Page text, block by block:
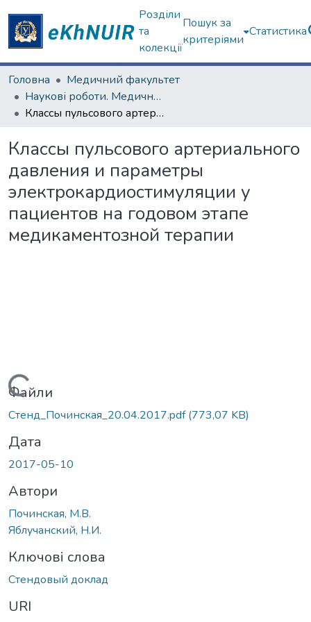
Розділи
та
колекції
Пошук за
критеріями
Статистика
Головна
Медичний факультет
Наукові роботи. Медичний факультет
Классы пульсового артериального давления и параметры электрокардиостимуляции у пациентов на годовом этапе медикаментозной терапии
Классы пульсового артериального
давления и параметры
электрокардиостимуляции у
пациентов на годовом этапе
медикаментозной терапии
Вантажиться...
Файли
Стенд_Починская_20.04.2017.pdf(773,07 KB)
Дата
2017-05-10
Автори
Починская, М.В.
Яблучанский, Н.И.
Ключові слова
Стендовый доклад
URI